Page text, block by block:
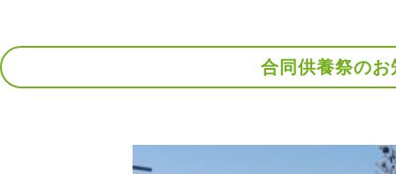
合同供養祭のお